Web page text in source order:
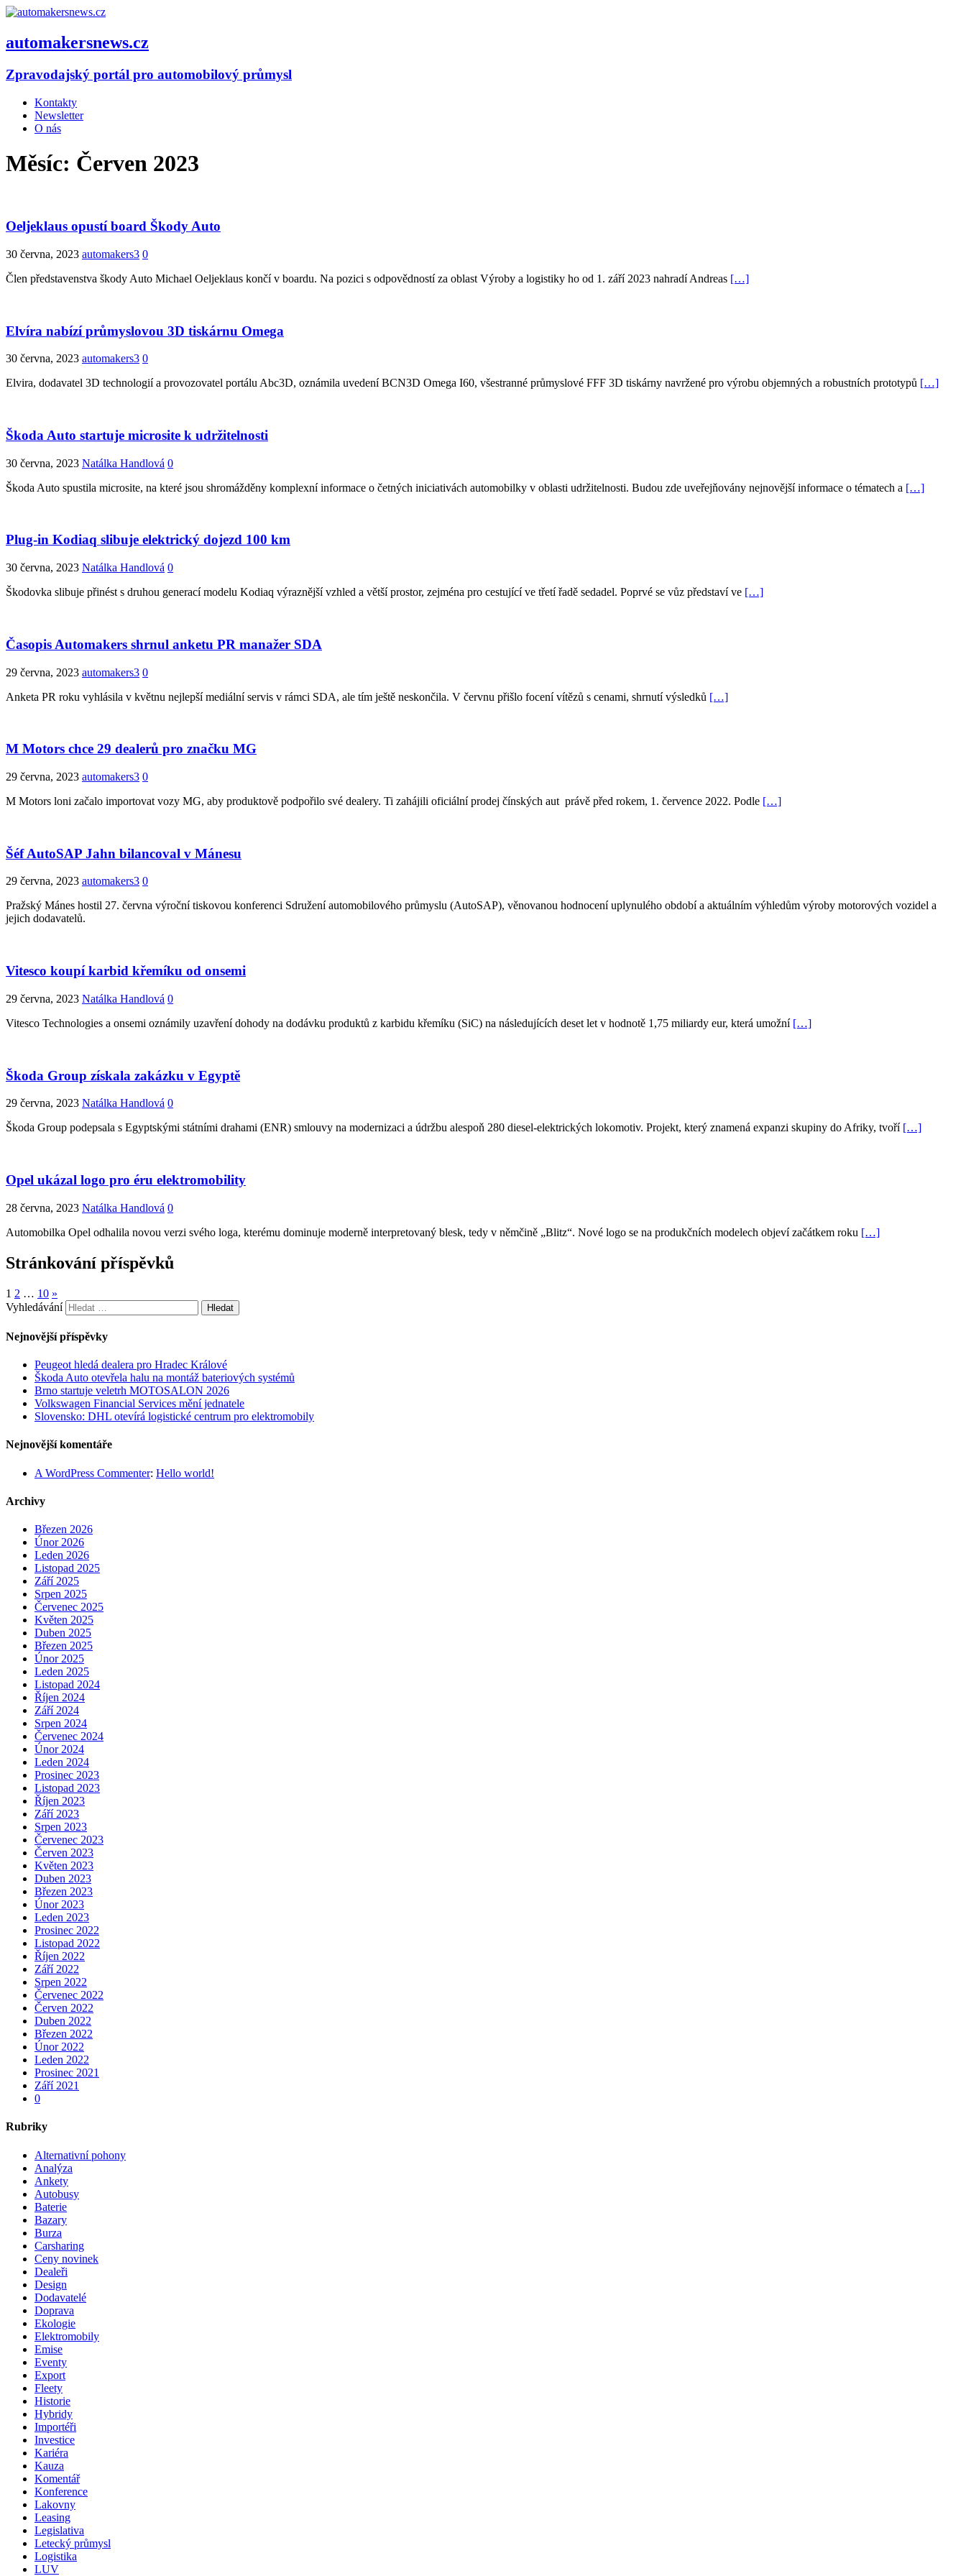
automakersnews.cz
Zpravodajský portál pro automobilový průmysl
Kontakty
Newsletter
O nás
Měsíc: Červen 2023
Oeljeklaus opustí board Škody Auto
30 června, 2023 automakers3 0
Člen představenstva škody Auto Michael Oeljeklaus končí v boardu. Na pozici s odpovědností za oblast Výroby a logistiky ho od 1. září 2023 nahradí Andreas […]
Elvíra nabízí průmyslovou 3D tiskárnu Omega
30 června, 2023 automakers3 0
Elvira, dodavatel 3D technologií a provozovatel portálu Abc3D, oznámila uvedení BCN3D Omega I60, všestranné průmyslové FFF 3D tiskárny navržené pro výrobu objemných a robustních prototypů […]
Škoda Auto startuje microsite k udržitelnosti
30 června, 2023 Natálka Handlová 0
Škoda Auto spustila microsite, na které jsou shromážděny komplexní informace o četných iniciativách automobilky v oblasti udržitelnosti. Budou zde uveřejňovány nejnovější informace o tématech a […]
Plug-in Kodiaq slibuje elektrický dojezd 100 km
30 června, 2023 Natálka Handlová 0
Škodovka slibuje přinést s druhou generací modelu Kodiaq výraznější vzhled a větší prostor, zejména pro cestující ve třetí řadě sedadel. Poprvé se vůz představí ve […]
Časopis Automakers shrnul anketu PR manažer SDA
29 června, 2023 automakers3 0
Anketa PR roku vyhlásila v květnu nejlepší mediální servis v rámci SDA, ale tím ještě neskončila. V červnu přišlo focení vítězů s cenami, shrnutí výsledků […]
M Motors chce 29 dealerů pro značku MG
29 června, 2023 automakers3 0
M Motors loni začalo importovat vozy MG, aby produktově podpořilo své dealery. Ti zahájili oficiální prodej čínských aut právě před rokem, 1. července 2022. Podle […]
Šéf AutoSAP Jahn bilancoval v Mánesu
29 června, 2023 automakers3 0
Pražský Mánes hostil 27. června výroční tiskovou konferenci Sdružení automobilového průmyslu (AutoSAP), věnovanou hodnocení uplynulého období a aktuálním výhledům výroby motorových vozidel a
jejich dodavatelů.
Vitesco koupí karbid křemíku od onsemi
29 června, 2023 Natálka Handlová 0
Vitesco Technologies a onsemi oznámily uzavření dohody na dodávku produktů z karbidu křemíku (SiC) na následujících deset let v hodnotě 1,75 miliardy eur, která umožní […]
Škoda Group získala zakázku v Egyptě
29 června, 2023 Natálka Handlová 0
Škoda Group podepsala s Egyptskými státními drahami (ENR) smlouvy na modernizaci a údržbu alespoň 280 diesel-elektrických lokomotiv. Projekt, který znamená expanzi skupiny do Afriky, tvoří […]
Opel ukázal logo pro éru elektromobility
28 června, 2023 Natálka Handlová 0
Automobilka Opel odhalila novou verzi svého loga, kterému dominuje moderně interpretovaný blesk, tedy v němčině „Blitz“. Nové logo se na produkčních modelech objeví začátkem roku […]
Stránkování příspěvků
1 2 … 10 »
Vyhledávání
Nejnovější příspěvky
Peugeot hledá dealera pro Hradec Králové
Škoda Auto otevřela halu na montáž bateriových systémů
Brno startuje veletrh MOTOSALON 2026
Volkswagen Financial Services mění jednatele
Slovensko: DHL otevírá logistické centrum pro elektromobily
Nejnovější komentáře
A WordPress Commenter: Hello world!
Archivy
Březen 2026
Únor 2026
Leden 2026
Listopad 2025
Září 2025
Srpen 2025
Červenec 2025
Květen 2025
Duben 2025
Březen 2025
Únor 2025
Leden 2025
Listopad 2024
Říjen 2024
Září 2024
Srpen 2024
Červenec 2024
Únor 2024
Leden 2024
Prosinec 2023
Listopad 2023
Říjen 2023
Září 2023
Srpen 2023
Červenec 2023
Červen 2023
Květen 2023
Duben 2023
Březen 2023
Únor 2023
Leden 2023
Prosinec 2022
Listopad 2022
Říjen 2022
Září 2022
Srpen 2022
Červenec 2022
Červen 2022
Duben 2022
Březen 2022
Únor 2022
Leden 2022
Prosinec 2021
Září 2021
0
Rubriky
Alternativní pohony
Analýza
Ankety
Autobusy
Baterie
Bazary
Burza
Carsharing
Ceny novinek
Dealeři
Design
Dodavatelé
Doprava
Ekologie
Elektromobily
Emise
Eventy
Export
Fleety
Historie
Hybridy
Importéři
Investice
Kariéra
Kauza
Komentář
Konference
Lakovny
Leasing
Legislativa
Letecký průmysl
Logistika
LUV